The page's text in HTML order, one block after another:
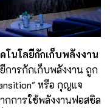
นโลยีกักเก็บพลังงาน
การกักเก็บพลังงาน ถูก
หรือ กุญแจ
กการใช้พลังงานฟอสซิล